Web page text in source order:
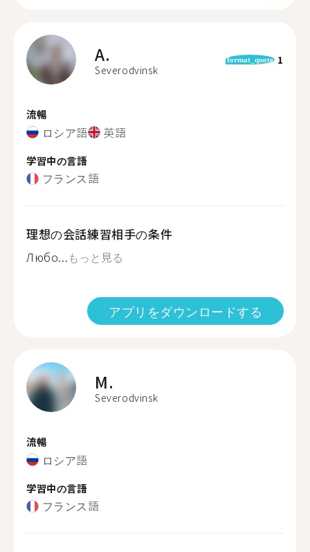
A.
Severodvinsk
format_quote 1
流暢
ロシア語 英語
学習中の言語
フランス語
理想の会話練習相手の条件
Любо...もっと見る
アプリをダウンロードする
M.
Severodvinsk
流暢
ロシア語
学習中の言語
フランス語